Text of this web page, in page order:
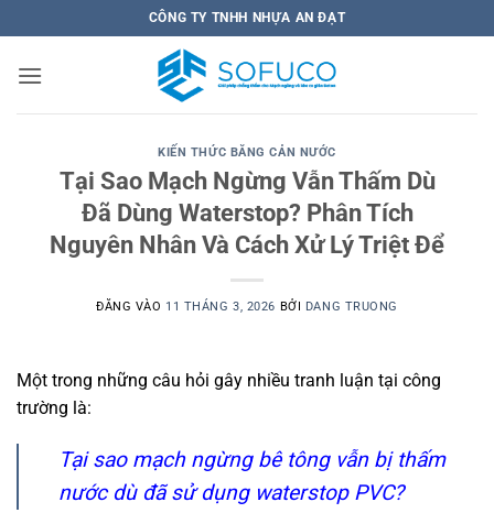
qua
nội
CÔNG TY TNHH NHỰA AN ĐẠT
KIẾN THỨC BĂNG CẢN NƯỚC
Tại Sao Mạch Ngừng Vẫn Thấm Dù
Đã Dùng Waterstop? Phân Tích
Nguyên Nhân Và Cách Xử Lý Triệt Để
ĐĂNG VÀO 11 THÁNG 3, 2026 BỞI DANG TRUONG
Một trong những câu hỏi gây nhiều tranh luận tại công
trường là:
Tại sao mạch ngừng bê tông vẫn bị thấm
nước dù đã sử dụng waterstop PVC?